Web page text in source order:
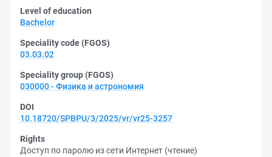
Level of education
Bachelor
Speciality code (FGOS)
03.03.02
Speciality group (FGOS)
030000 - Физика и астрономия
DOI
10.18720/SPBPU/3/2025/vr/vr25-3257
Rights
Доступ по паролю из сети Интернет (чтение)